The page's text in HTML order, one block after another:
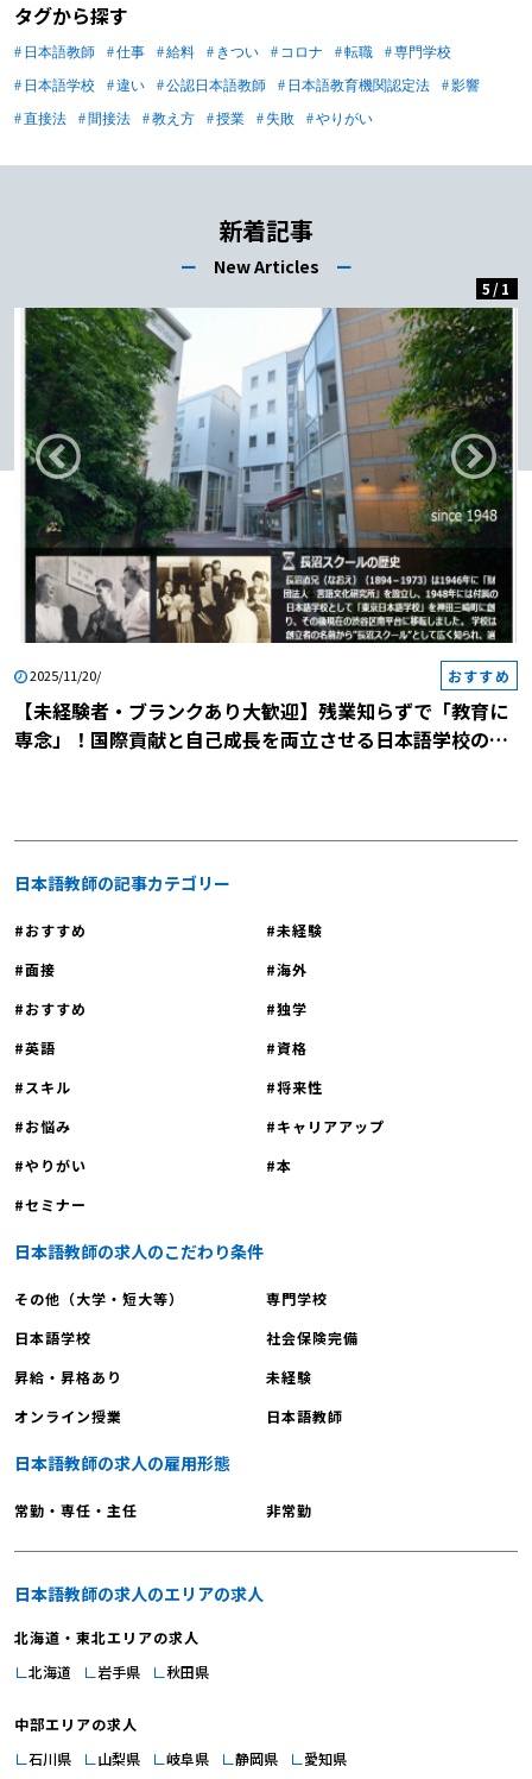
タグから探す
日本語教師 仕事 給料 きつい コロナ 転職
専門学校
日本語学校
違い 公認日本語教師 日本語教育機関認定法
影響
直接法
間接法 教え方 授業 失敗 やりがい
新着記事
ー New Articles ー
2025/11/20/ おすすめ
【未経験者・ブランクあり大歓迎】残業知らずで「教育に
専念」！国際貢献と自己成長を両立させる日本語学校の説
5 /1
日本語教師の記事カテゴリー
おすすめ
未経験
面接
海外
おすすめ
独学
英語
資格
スキル
将来性
お悩み
キャリアアップ
やりがい
本
セミナー
日本語教師の求人のこだわり条件
その他（大学・短大等）
専門学校
日本語学校
社会保険完備
昇給・昇格あり
未経験
オンライン授業
日本語教師
日本語教師の求人の雇用形態
常勤・専任・主任 非常勤
日本語教師の求人のエリアの求人
北海道・東北エリアの求人
北海道
岩手県 秋田県
中部エリアの求人
石川県
山梨県 岐阜県 静岡県 愛知県